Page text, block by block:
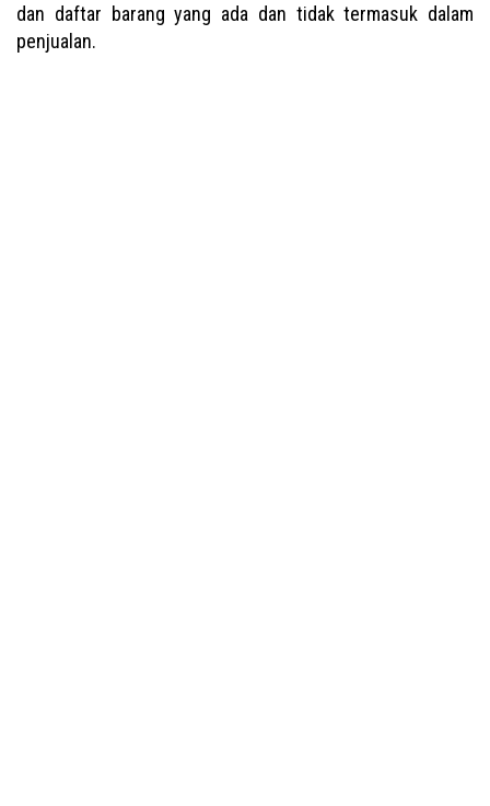
dan daftar barang yang ada dan tidak termasuk dalam
penjualan.